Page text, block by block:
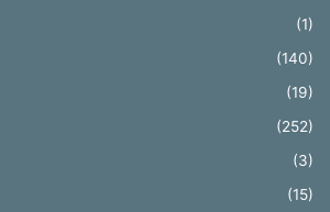
(1)
(140)
(19)
(252)
(3)
(15)